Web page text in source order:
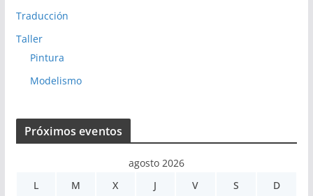
Traducción
Taller
Pintura
Modelismo
Próximos eventos
agosto 2026
L
M X J V S D